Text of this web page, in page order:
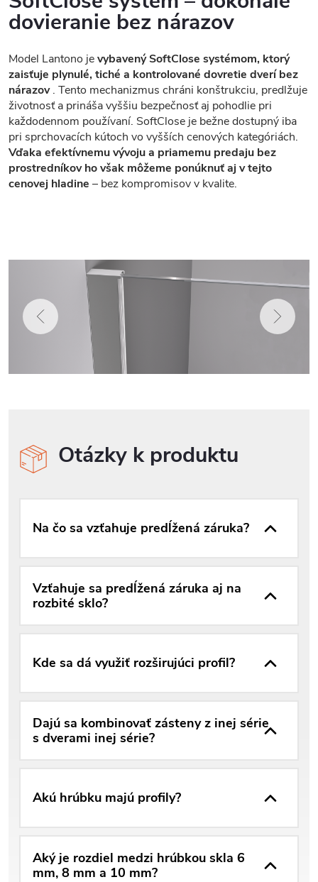
dovieranie bez nárazov
Model Lantono jevybavený SoftClose systémom, ktorý
zaisťuje plynulé, tiché a kontrolované dovretie dverí bez
nárazov. Tento mechanizmus chráni konštrukciu, predlžuje
životnosť a prináša vyššiu bezpečnosť aj pohodlie pri
každodennom používaní. SoftClose je bežne dostupný iba
pri sprchovacích kútoch vo vyšších cenových kategóriách.
Vďaka efektívnemu vývoju a priamemu predaju bez
prostredníkov ho však môžeme ponúknuť aj v tejto
cenovej hladine – bez kompromisov v kvalite.
Otázky k produktu
Na čo sa vzťahuje predĺžená záruka?
Vzťahuje sa predĺžená záruka aj na
rozbité sklo?
Kde sa dá využiť rozširujúci profil?
Dajú sa kombinovať zásteny z inej série
s dverami inej série?
Akú hrúbku majú profily?
Aký je rozdiel medzi hrúbkou skla 6
mm, 8 mm a 10 mm?